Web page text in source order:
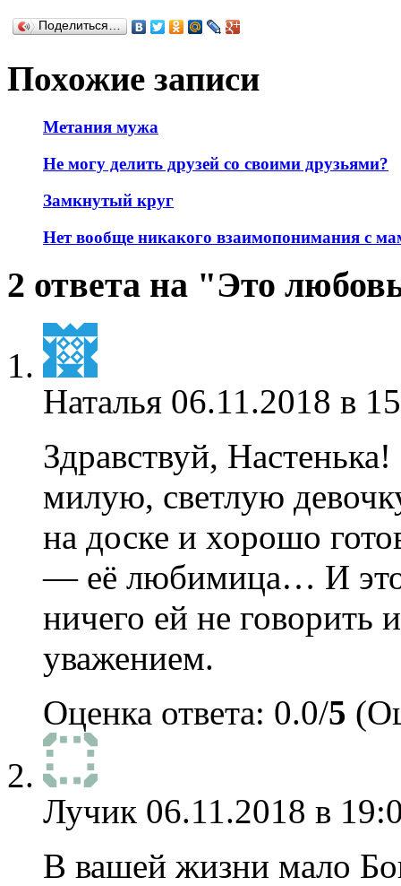
Поделиться…
Похожие записи
Метания мужа
Не могу делить друзей со своими друзьями?
Замкнутый круг
Нет вообще никакого взаимопонимания с
2 ответа на "Это
Наталья 06.11.2018 в
Здравствуй,
милую, светлую
на доске и хорошо
— её любимица… И это
ничего ей не говорить
уважением.
Оценка ответа: 0.0/5
Лучик 06.11.2018 в
В вашей жизни мало